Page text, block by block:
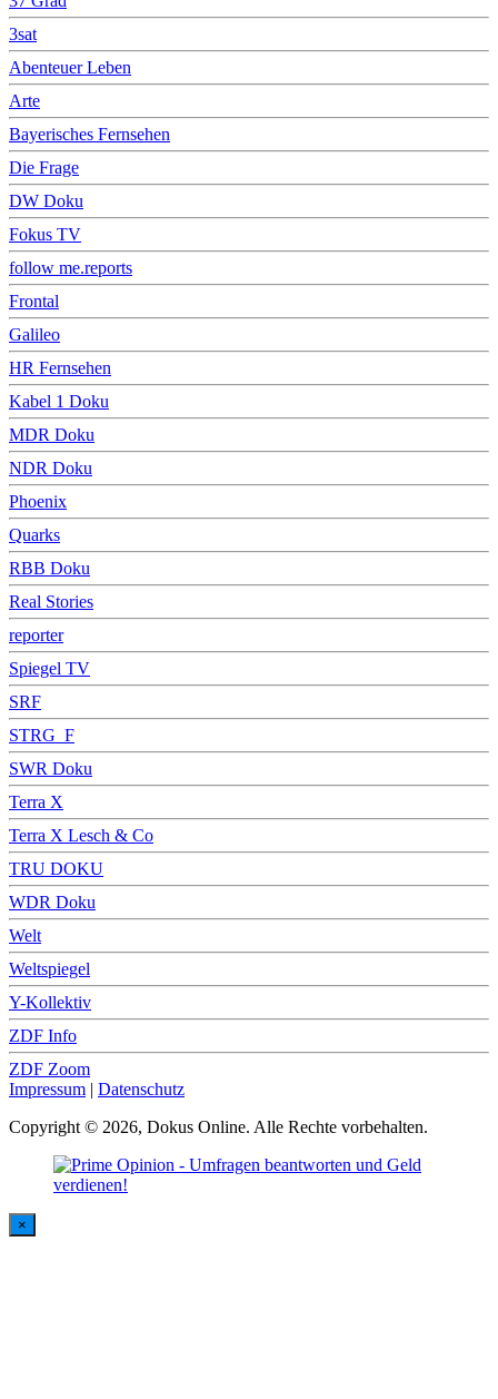
3sat
Abenteuer Leben
Arte
Bayerisches Fernsehen
Die Frage
DW Doku
Fokus TV
follow me.reports
Frontal
Galileo
HR Fernsehen
Kabel 1 Doku
MDR Doku
NDR Doku
Phoenix
Quarks
RBB Doku
Real Stories
reporter
Spiegel TV
SRF
STRG_F
SWR Doku
Terra X
Terra X Lesch & Co
TRU DOKU
WDR Doku
Welt
Weltspiegel
Y-Kollektiv
ZDF Info
ZDF Zoom
Impressum | Datenschutz
Copyright © 2026, Dokus Online. Alle Rechte vorbehalten.
×